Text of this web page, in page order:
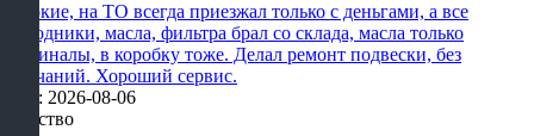
высокие, на ТО всегда приезжал только с деньгами, а все
расходники, масла, фильтра брал со склада, масла только
оригиналы, в коробку тоже. Делал ремонт подвески, без
замечаний. Хороший сервис.
Дата: 2026-08-06
Качество